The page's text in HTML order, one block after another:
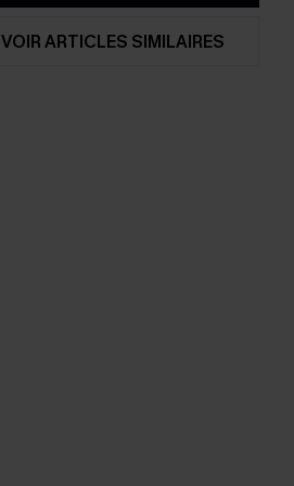
VOIR ARTICLES SIMILAIRES